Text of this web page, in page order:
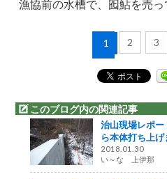
漁協前の水槽で、囮鮎を売っ
1 2 3
このブログ内の関連記事
治山現場レポ
ら本体打ち上げ
2018.01.30
い～な 上伊那